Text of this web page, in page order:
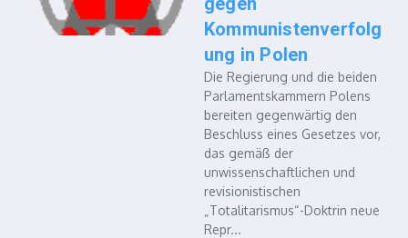
Kommunistenverfolg
ung in Polen
Die Regierung und die beiden
Parlamentskammern Polens
bereiten gegenwärtig den
Beschluss eines Gesetzes vor,
das gemäß der
unwissenschaftlichen und
revisionistischen
„Totalitarismus“-Doktrin neue
Repr...